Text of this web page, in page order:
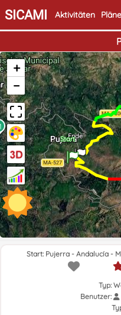
SICAMI Aktivitäten Pläne
StartEnde
+
−
Start: Pujerra - Andalucía -
Typ:
Benutzer: